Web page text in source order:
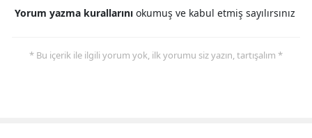
Yorum yazma kurallarını okumuş ve kabul etmiş sayılırsınız
* Bu içerik ile ilgili yorum yok, ilk yorumu siz yazın, tartışalım *